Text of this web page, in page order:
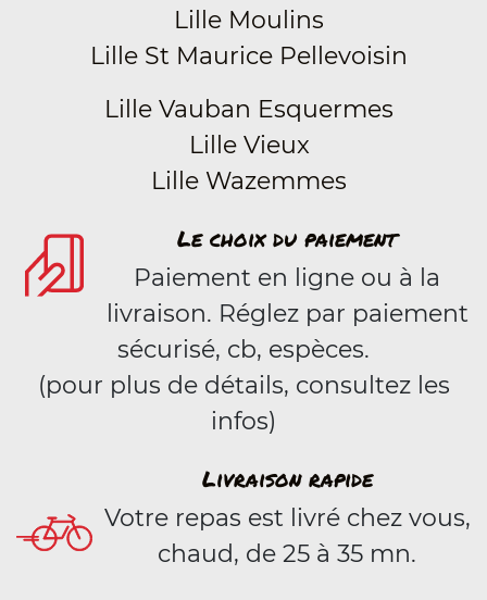
Lille Moulins
Lille St Maurice Pellevoisin
Lille Vauban Esquermes
Lille Vieux
Lille Wazemmes
Le choix du paiement
Paiement en ligne ou à la
livraison. Réglez par paiement
sécurisé, cb, espèces.
(pour plus de détails, consultez les
infos)
Livraison rapide
Votre repas est livré chez vous,
chaud, de 25 à 35 mn.